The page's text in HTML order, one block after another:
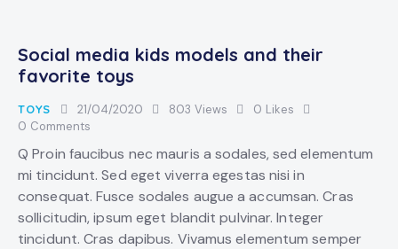
Social media kids models and their
favorite toys
TOYS 21/04/2020 803 Views 0 Likes
0 Comments
Q Proin faucibus nec mauris a sodales, sed elementum
mi tincidunt. Sed eget viverra egestas nisi in
consequat. Fusce sodales augue a accumsan. Cras
sollicitudin, ipsum eget blandit pulvinar. Integer
tincidunt. Cras dapibus. Vivamus elementum semper